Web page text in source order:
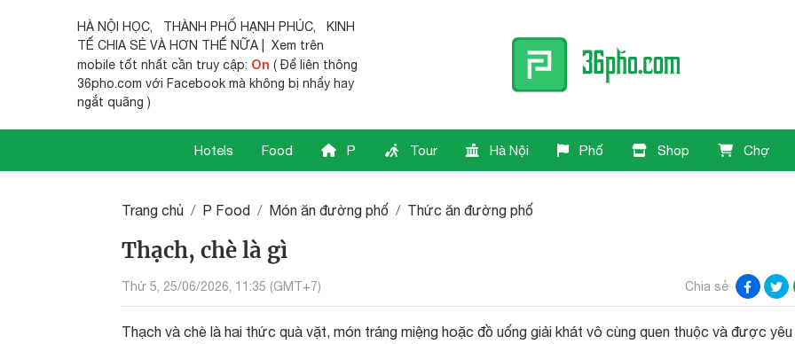
HÀ NỘI HỌC, THÀNH PHỐ HẠNH PHÚC,
KINH
TẾ CHIA SẺ VÀ HƠN THẾ NỮA | Xem trên
mobile tốt nhất cần truy cập: On ( Để liên thông
36pho.com với Facebook mà không bị nhẩy hay
ngắt quãng )
Hotels Food P Tour Hà Nội Phố Shop Chợ
Trang chủ P Food Món ăn đường phố Thức ăn đường phố
Thạch, chè là gì
Thứ 5, 25/06/2026, 11:35 (GMT+7) Chia sẻ
Thạch và chè là hai thức quà vặt, món tráng miệng hoặc đồ uống giải khát vô cùng quen thuộc và được yêu